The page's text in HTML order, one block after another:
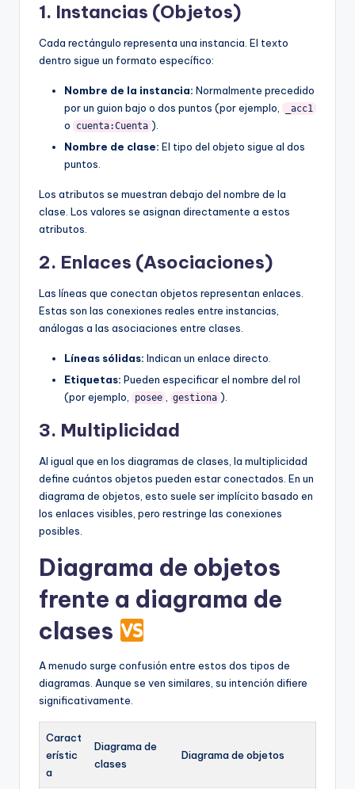
1. Instancias (Objetos)
Cada rectángulo representa una instancia. El texto
dentro sigue un formato específico:
Nombre de la instancia: Normalmente precedido
por un guion bajo o dos puntos (por ejemplo,
_acc1
o cuenta:Cuenta ).
Nombre de clase: El tipo del objeto sigue al dos
puntos.
Los atributos se muestran debajo del nombre de la
clase. Los valores se asignan directamente a estos
atributos.
2. Enlaces (Asociaciones)
Las líneas que conectan objetos representan enlaces.
Estas son las conexiones reales entre instancias,
análogas a las asociaciones entre clases.
Líneas sólidas: Indican un enlace directo.
Etiquetas: Pueden especificar el nombre del rol
(por ejemplo,
posee , gestiona ).
3. Multiplicidad
Al igual que en los diagramas de clases, la multiplicidad
define cuántos objetos pueden estar conectados. En un
diagrama de objetos, esto suele ser implícito basado en
los enlaces visibles, pero restringe las conexiones
posibles.
Diagrama de objetos
frente a diagrama de
clases
A menudo surge confusión entre estos dos tipos de
diagramas. Aunque se ven similares, su intención difiere
significativamente.
Caract
erístic
a
Diagrama de
clases
Diagrama de objetos